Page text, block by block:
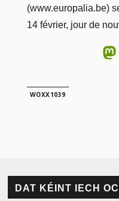
(www.europalia.be)
14 février, jour de
WOXX1039
DAT KÉINT IECH